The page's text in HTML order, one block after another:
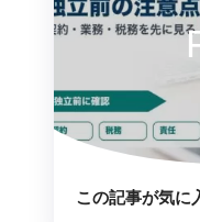
この記事が気に